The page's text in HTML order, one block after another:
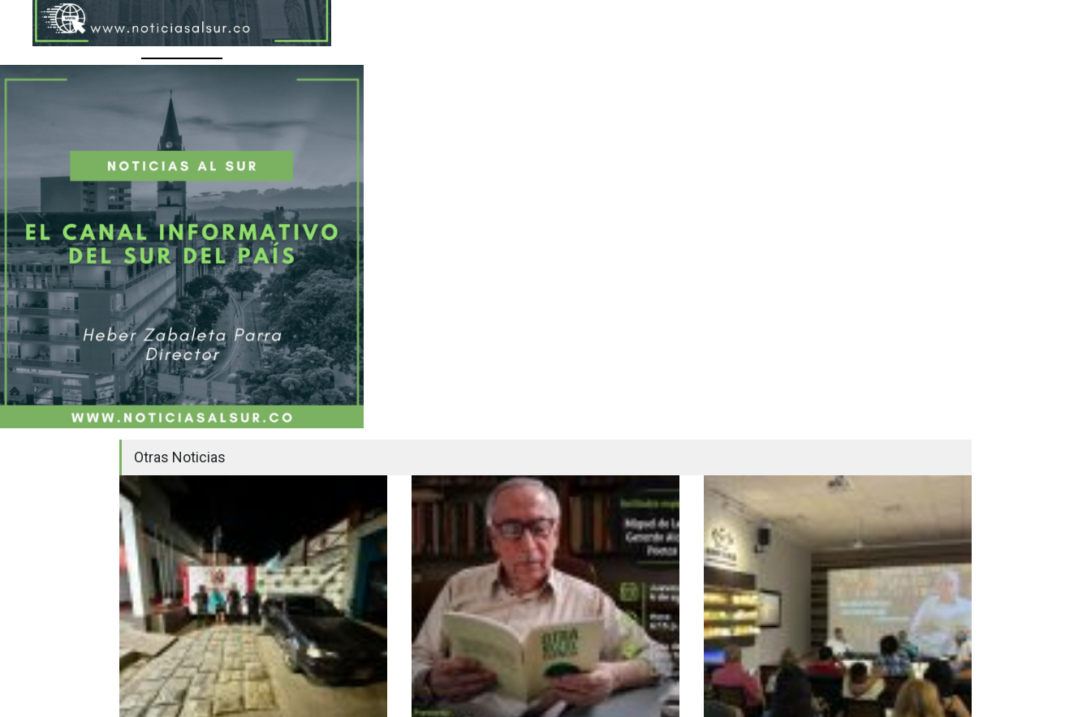
Otras Noticias